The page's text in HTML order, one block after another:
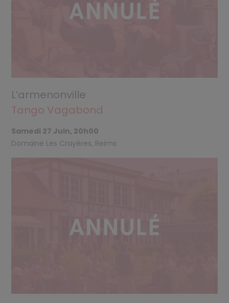
L’armenonville
Tango Vagabond
Samedi 27 Juin, 20h00
Domaine Les Crayères, Reims